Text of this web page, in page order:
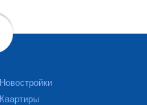
Новостройки
Квартиры